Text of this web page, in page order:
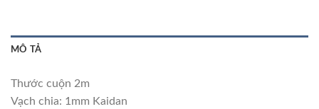
MÔ TẢ
Thước cuộn 2m
Vạch chia: 1mm Kaidan